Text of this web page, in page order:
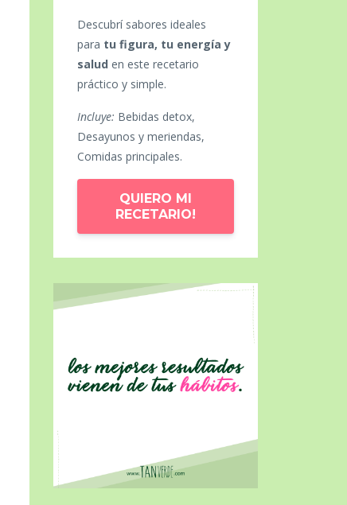
Descubrí sabores ideales
para tu figura, tu energía y
salud en este recetario
práctico y simple.
Incluye: Bebidas detox,
Desayunos y meriendas,
Comidas principales.
QUIERO MI
RECETARIO!